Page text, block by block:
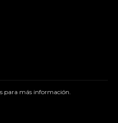
para más información.